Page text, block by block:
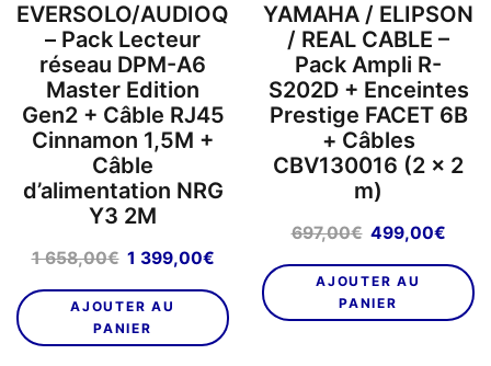
EVERSOLO/AUDIOQUEST
– Pack Lecteur
réseau DPM-A6
Master Edition
Gen2 + Câble RJ45
Cinnamon 1,5M +
Câble
d’alimentation NRG
Y3 2M
1 658,00€ Le
initial
était :
1
1 399,00€Le
actuel
est :
AJOUTER AU
PANIER
YAMAHA / ELIPSON
/ REAL CABLE –
Pack Ampli R-
S202D + Enceintes
Prestige FACET 6B
+ Câbles
CBV130016 (2 x 2
m)
697,00€ Le
initial
était :
697,00€.
499,00€Le
est :
AJOUTER AU
PANIER